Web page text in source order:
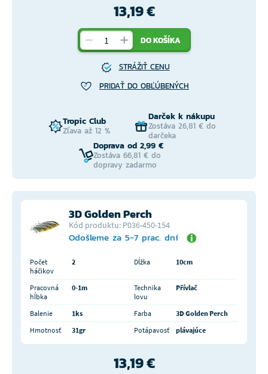
13,19 €
DO KOŠÍKA
STRÁŽIŤ CENU
PRIDAŤ DO OBĽÚBENÝCH
Tropic Club
Zľava až 12 %
Darček k nákupu
Zostáva 26,81 € do
darčeka
Doprava od 2,99 €
Zostáva 66,81 € do
dopravy zadarmo
3D Golden Perch
Kód produktu: P036-450-154
Odošleme za 5-7 prac. dní
Počet
háčikov
2 Dĺžka 10cm
Pracovná
hĺbka
0-1m
Technika
lovu
Přívlač
Balenie 1ks Farba
3D Golden Perch
Hmotnosť
31gr Potápavosť plávajúce
13,19 €